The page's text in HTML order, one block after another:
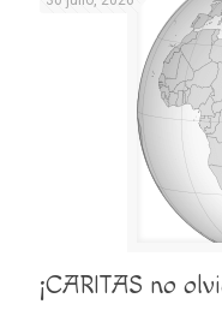
¡CARITAS no